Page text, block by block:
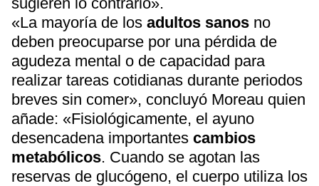
«La mayoría de los adultos sanos no
deben preocuparse por una pérdida de
agudeza mental o de capacidad para
realizar tareas cotidianas durante periodos
breves sin comer», concluyó Moreau quien
añade: «Fisiológicamente, el ayuno
desencadena importantes cambios
metabólicos. Cuando se agotan las
reservas de glucógeno, el cuerpo utiliza los